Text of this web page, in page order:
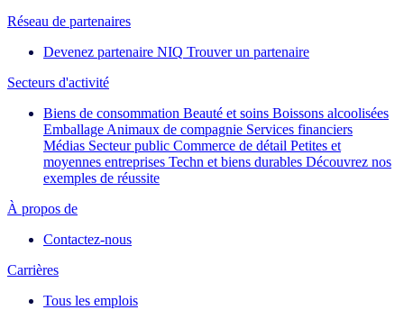
Réseau de partenaires
Devenez partenaire NIQ Trouver un partenaire
Secteurs d'activité
Biens de consommation Beauté et soins Boissons alcoolisées
Emballage Animaux de compagnie Services financiers
Médias Secteur public Commerce de détail Petites et
moyennes entreprises Techn et biens durables Découvrez nos
exemples de réussite
À propos de
Contactez-nous
Carrières
Tous les emplois